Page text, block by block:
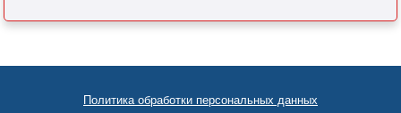
Политика обработки персональных данных